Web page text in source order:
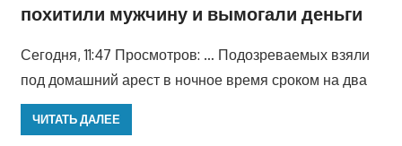
похитили мужчину и вымогали деньги
Сегодня, 11:47 Просмотров: … Подозреваемых взяли
под домашний арест в ночное время сроком на два
ЧИТАТЬ ДАЛЕЕ